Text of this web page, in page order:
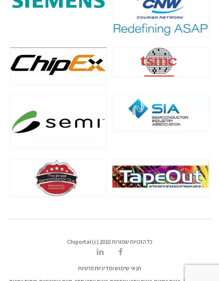
כל הזכויות שמורות Chiportal (c) 2010
תנאי שימוש ומדיניות פרטיות